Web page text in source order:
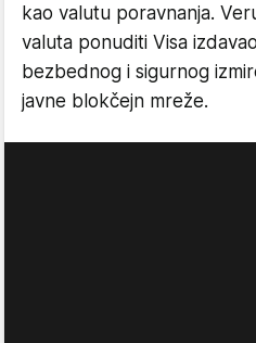
kao valutu poravnanja.
valuta ponuditi Visa
bezbednog i sigurnog
javne blokčejn mreže.